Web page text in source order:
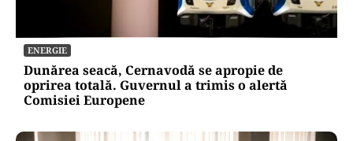
ENERGIE
Dunărea seacă, Cernavodă se apropie de
oprirea totală. Guvernul a trimis o alertă
Comisiei Europene